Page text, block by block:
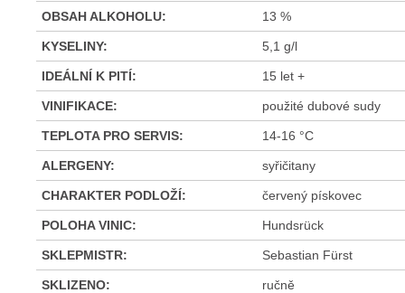
OBSAH ALKOHOLU: 13 %
KYSELINY: 5,1 g/l
IDEÁLNÍ K PITÍ: 15 let +
VINIFIKACE: použité dubové sudy
TEPLOTA PRO SERVIS: 14-16 °C
ALERGENY: syřičitany
CHARAKTER PODLOŽÍ: červený pískovec
POLOHA VINIC: Hundsrück
SKLEPMISTR: Sebastian Fürst
SKLIZENO: ručně